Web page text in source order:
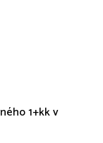
1+kk v